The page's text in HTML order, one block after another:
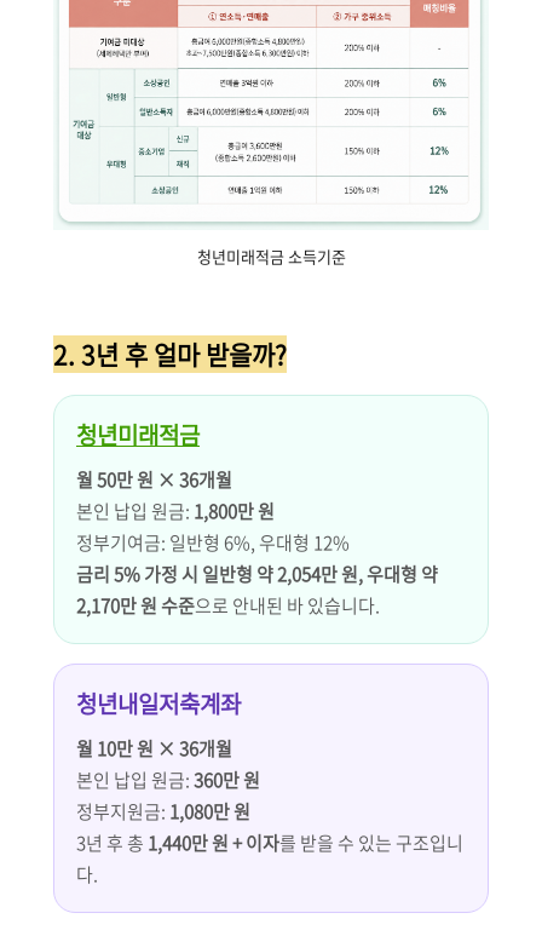
청년미래적금 소득기준
2. 3년 후 얼마 받을까?
청년미래적금
월 50만 원 × 36개월
본인 납입 원금: 1,800만 원
정부기여금: 일반형 6%, 우대형 12%
금리 5% 가정 시 일반형 약 2,054만 원, 우대형 약
2,170만 원 수준으로 안내된 바 있습니다.
청년내일저축계좌
월 10만 원 × 36개월
본인 납입 원금:360만 원
정부지원금: 1,080만 원
3년 후 총 1,440만 원 + 이자를 받을 수 있는 구조입니
다.